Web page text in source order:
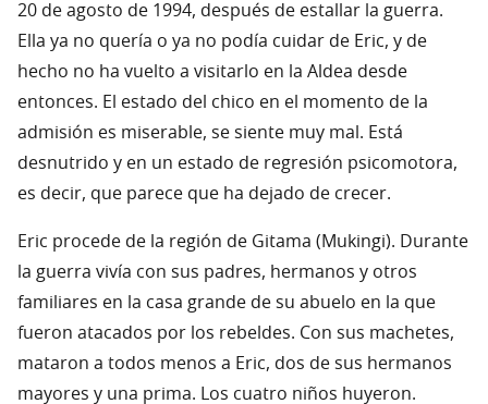
20 de agosto de 1994, después de estallar la guerra.
Ella ya no quería o ya no podía cuidar de Eric, y de
hecho no ha vuelto a visitarlo en la Aldea desde
entonces. El estado del chico en el momento de la
admisión es miserable, se siente muy mal. Está
desnutrido y en un estado de regresión psicomotora,
es decir, que parece que ha dejado de crecer.
Eric procede de la región de Gitama (Mukingi). Durante
la guerra vivía con sus padres, hermanos y otros
familiares en la casa grande de su abuelo en la que
fueron atacados por los rebeldes. Con sus machetes,
mataron a todos menos a Eric, dos de sus hermanos
mayores y una prima. Los cuatro niños huyeron.